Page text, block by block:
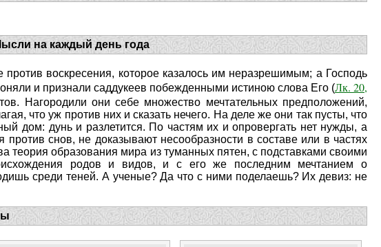
на каждый день года
воскресения, которое казалось им неразрешимым; а Господь
и признали саддукеев побежденными истиною слова Его (Лк. 20,
Нагородили они себе множество мечтательных предположений,
что уж против них и сказать нечего. На деле же они так пусты, что
дом: дунь и разлетится. По частям их и опровергать нет нужды, а
против снов, не доказывают несообразности в составе или в частях
теория образования мира из туманных пятен, с подставками своими
родов и видов, и с его же последним мечтанием о
среди теней. А ученые? Да что с ними поделаешь? Их девиз: не